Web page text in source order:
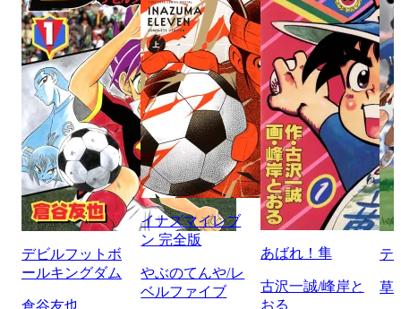
デビルフットボ
ールキングダム
イナズマイレブ
ン 完全版
やぶのてんや/レ
ベルファイブ
あばれ！隼
古沢一誠/峰岸と
おる
テ
草